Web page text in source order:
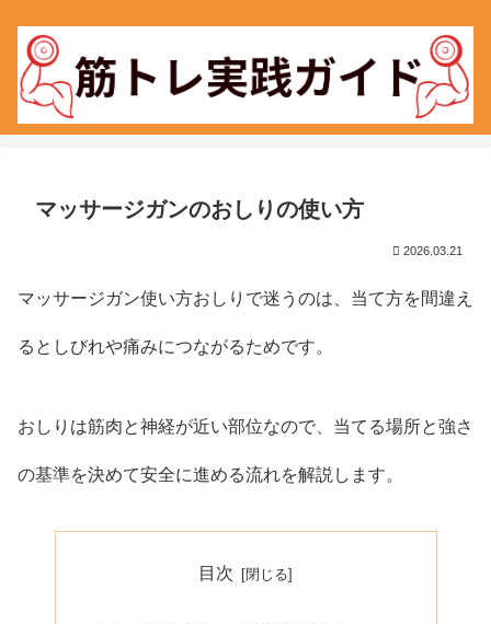
マッサージガンのおしりの使い方
2026.03.21
マッサージガン使い方おしりで迷うのは、当て方を間違え
るとしびれや痛みにつながるためです。
おしりは筋肉と神経が近い部位なので、当てる場所と強さ
の基準を決めて安全に進める流れを解説します。
目次